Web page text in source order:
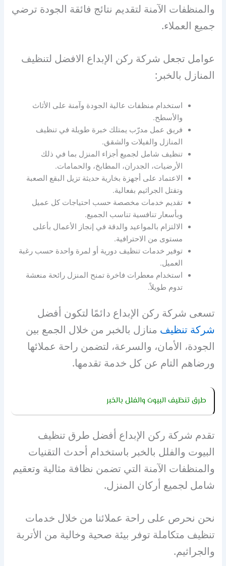
والمنظفات الآمنة لتقديم نتائج فائقة الجودة ترضي
جميع العملاء.
عوامل تجعل شركة ركن الإبداع الافضل لتنظيف
المنازل بالخبر:
استخدام منظفات عالية الجودة وآمنة على الأثاث
والأسطح.
فريق عمل مدرّب يمتلك خبرة طويلة في تنظيف
المنازل والفيلات والشقق.
تنظيف شامل لجميع أجزاء المنزل بما في ذلك
الأرضيات، الجدران، المطابخ، والحمامات.
الاعتماد على أجهزة بخارية حديثة تزيل البقع الصعبة
وتقتل الجراثيم بفعالية.
تقديم خدمات مخصصة حسب احتياجات كل عميل
وبأسعار تنافسية تناسب الجميع.
الالتزام بالمواعيد والدقة في إنجاز الأعمال بأعلى
مستوى من الاحترافية.
توفير خدمات تنظيف دورية أو لمرة واحدة حسب رغبة
العميل.
استخدام معطرات فاخرة تمنح المنزل رائحة منعشة
تدوم طويلاً.
تسعى شركة ركن الإبداع دائمًا لتكون أفضل
شركة تنظيف منازل بالخبر من خلال الجمع بين
الجودة، الأمان، والسرعة، لتضمن راحة عملائها
ورضاهم التام عن كل خدمة تقدمها.
طرق تنظيف البيوت والفلل بالخبر
تقدم شركة ركن الإبداع أفضل طرق تنظيف
البيوت والفلل بالخبر باستخدام أحدث التقنيات
والمنظفات الآمنة التي تضمن نظافة مثالية وتعقيم
شامل لجميع أركان المنزل.
نحن نحرص على راحة عملائنا من خلال خدمات
تنظيف متكاملة توفر بيئة صحية وخالية من الأتربة
والجراثيم.